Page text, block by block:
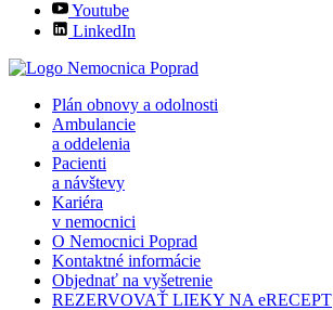
Youtube
LinkedIn
Plán obnovy a odolnosti
Ambulancie
a oddelenia
Pacienti
a návštevy
Kariéra
v nemocnici
O Nemocnici Poprad
Kontaktné informácie
Objednať na vyšetrenie
REZERVOVAŤ LIEKY NA eRECEPT